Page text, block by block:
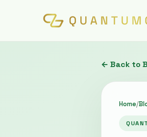
← Back to
Home/